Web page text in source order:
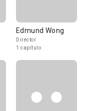
Edmund Wong
Director
1 capítulo